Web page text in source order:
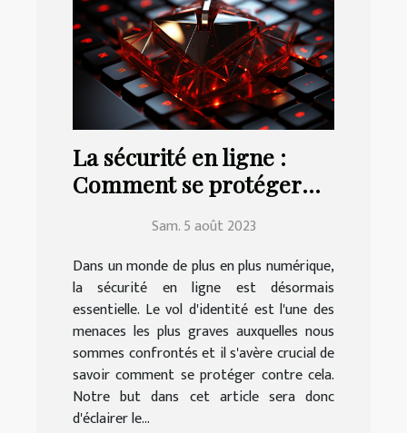
La sécurité en ligne :
Comment se protéger
Sam. 5 août 2023
Dans un monde de plus en plus numérique,
la sécurité en ligne est désormais
essentielle. Le vol d'identité est l'une des
menaces les plus graves auxquelles nous
sommes confrontés et il s'avère crucial de
savoir comment se protéger contre cela.
Notre but dans cet article sera donc
d'éclairer le...